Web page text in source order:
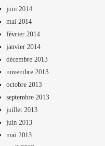
juin 2014
mai 2014
février 2014
janvier 2014
décembre 2013
novembre 2013
octobre 2013
septembre 2013
juillet 2013
juin 2013
mai 2013